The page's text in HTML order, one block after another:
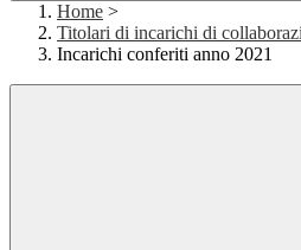
Home >
Titolari di incarichi di
Incarichi conferiti anno 2021